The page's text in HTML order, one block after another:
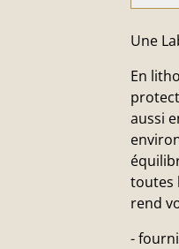
Une
En
aussi
toutes
rend
-